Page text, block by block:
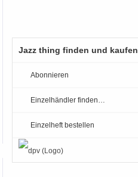
Jazz thing finden und kaufen
Abonnieren
Einzelhändler finden…
Einzelheft bestellen